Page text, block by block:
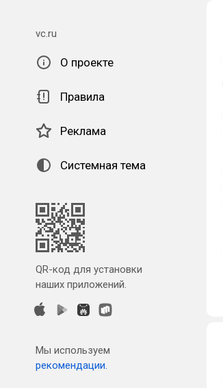
vc.ru
О проекте
Правила
Реклама
Системная тема
QR-код для установки
наших приложений.
Мы используем
рекомендации.